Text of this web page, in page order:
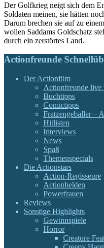
Der Golfkrieg neigt sich dem
Soldaten meinen, sie hätten
Darum brechen sie auf zu
wollen Saddams Goldschatz
durch ein zerstörtes Land.
Actionfreunde
Der Actionfilm
Actionfreunde live
Buchtipps
Comictipps
Fratzengeballer –
Hitlisten
Interviews
News
Spaß
Themenspecials
Die Actionstars
Action-Regisseure
Actionhelden
Powerfrauen
Reviews
Sonstige Highlights
Gewinnspiele
Horror
Creature